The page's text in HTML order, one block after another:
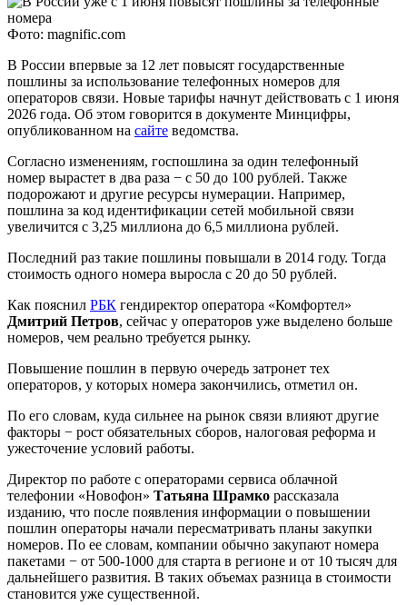
Фото: magnific.com
В России впервые за 12 лет повысят государственные
пошлины за использование телефонных номеров для
операторов связи. Новые тарифы начнут действовать с 1 июня
2026 года. Об этом говорится в документе Минцифры,
опубликованном на сайте ведомства.
Согласно изменениям, госпошлина за один телефонный
номер вырастет в два раза − с 50 до 100 рублей. Также
подорожают и другие ресурсы нумерации. Например,
пошлина за код идентификации сетей мобильной связи
увеличится с 3,25 миллиона до 6,5 миллиона рублей.
Последний раз такие пошлины повышали в 2014 году. Тогда
стоимость одного номера выросла с 20 до 50 рублей.
Как пояснил РБК гендиректор оператора «Комфортел»
Дмитрий Петров, сейчас у операторов уже выделено больше
номеров, чем реально требуется рынку.
Повышение пошлин в первую очередь затронет тех
операторов, у которых номера закончились, отметил он.
По его словам, куда сильнее на рынок связи влияют другие
факторы − рост обязательных сборов, налоговая реформа и
ужесточение условий работы.
Директор по работе с операторами сервиса облачной
телефонии «Новофон» Татьяна Шрамко рассказала
изданию, что после появления информации о повышении
пошлин операторы начали пересматривать планы закупки
номеров. По ее словам, компании обычно закупают номера
пакетами − от 500-1000 для старта в регионе и от 10 тысяч для
дальнейшего развития. В таких объемах разница в стоимости
становится уже существенной.